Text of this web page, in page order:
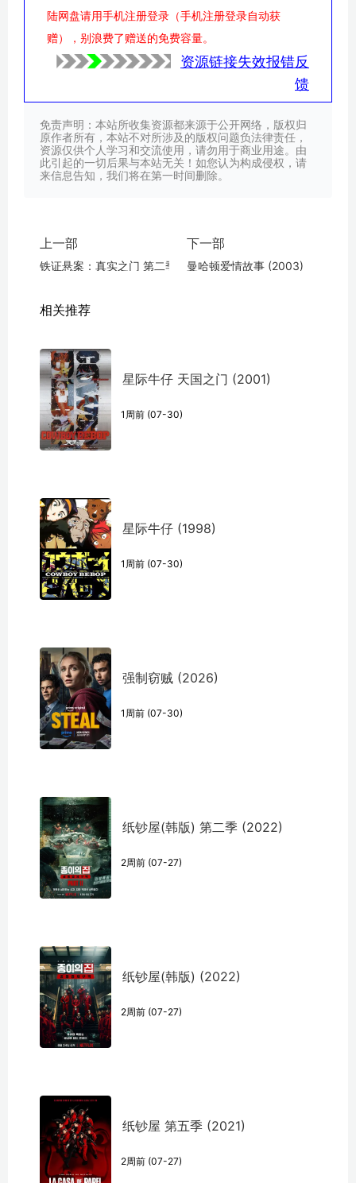
陆网盘请用手机注册登录（手机注册登录自动获
赠），别浪费了赠送的免费容量。
资源链接失效报错反
馈
免责声明：本站所收集资源都来源于公开网络，版权归
原作者所有，本站不对所涉及的版权问题负法律责任，
资源仅供个人学习和交流使用，请勿用于商业用途。由
此引起的一切后果与本站无关！如您认为构成侵权，请
来信息告知，我们将在第一时间删除。
上一部
铁证悬案：真实之门 第二季 (2018)
下一部
曼哈顿爱情故事 (2003)
相关推荐
星际牛仔 天国之门 (2001)
1周前 (07-30)
星际牛仔 (1998)
1周前 (07-30)
强制窃贼 (2026)
1周前 (07-30)
纸钞屋(韩版) 第二季 (2022)
2周前 (07-27)
纸钞屋(韩版) (2022)
2周前 (07-27)
纸钞屋 第五季 (2021)
2周前 (07-27)